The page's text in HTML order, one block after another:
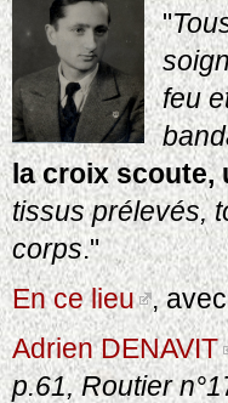
"
feu
la croix scoute,
tissus prélevés,
corps."
En ce lieu
,
Adrien DENAVIT
p.61, Routier